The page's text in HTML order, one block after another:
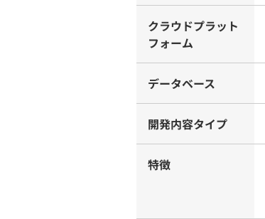
クラウドプラット
フォーム
データベース
開発内容タイプ
特徴